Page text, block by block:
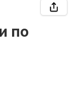
по